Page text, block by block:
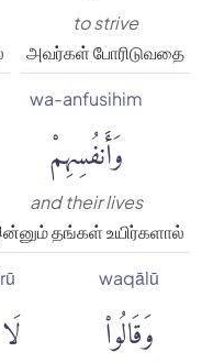
to strive
அவர்கள் போரிடுவதை
wa-anfusihim
وَأَنفُسِهِمْ
and their lives
தங்கள் உயிர்களால்
waqālū
وَقَالُوا۟